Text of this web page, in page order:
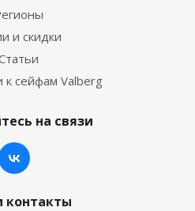
и скидки
к сейфам Valberg
на связи